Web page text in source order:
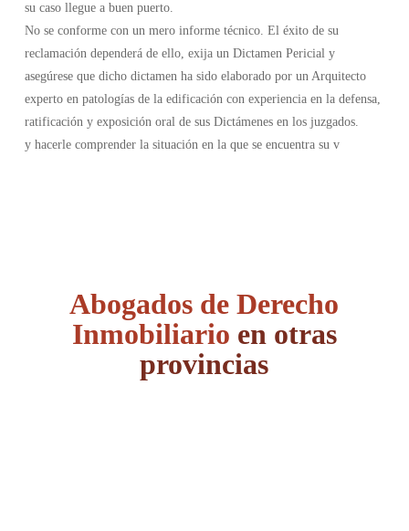
su caso llegue a buen puerto.
No se conforme con un mero informe técnico. El éxito de su
reclamación dependerá de ello, exija un Dictamen Pericial y
asegúrese que dicho dictamen ha sido elaborado por un Arquitecto
experto en patologías de la edificación con experiencia en la defensa,
ratificación y exposición oral de sus Dictámenes en los juzgados.
y hacerle comprender la situación en la que se encuentra su v
Abogados de Derecho
Inmobiliario en otras
provincias